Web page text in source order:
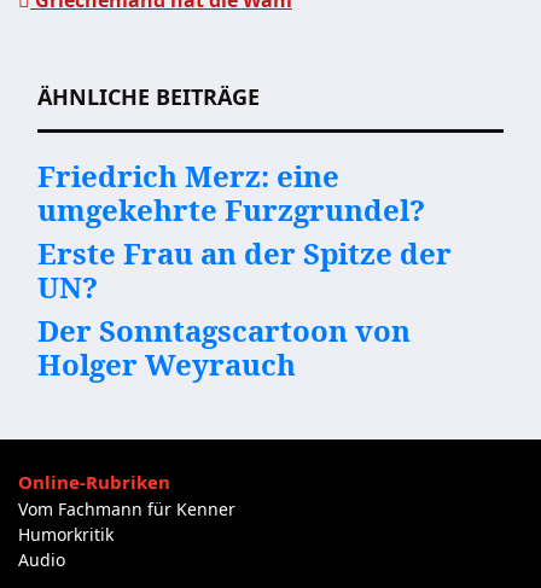
ÄHNLICHE BEITRÄGE
Friedrich Merz: eine
umgekehrte Furzgrundel?
Erste Frau an der Spitze der
UN?
Der Sonntagscartoon von
Holger Weyrauch
Online-Rubriken
Vom Fachmann für Kenner
Humorkritik
Audio